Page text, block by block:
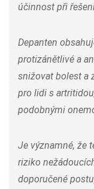
účinnost při
Depanten
protizánětlivé a
snižovat bolest a
pro lidi s
podobnými
Je významné, že
riziko
doporučené